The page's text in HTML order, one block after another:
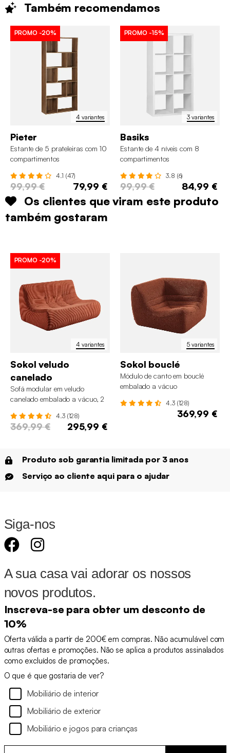
Também recomendamos
4 variantes
PROMO -20%
Pieter
Estante de 5 prateleiras com 10
compartimentos
4.1 (47)
99,99 € 79,99 €
3 variantes
PROMO -15%
Basiks
Estante de 4 níveis com 8
compartimentos
3.8 (6)
99,99 € 84,99 €
Os clientes que viram este produto
também gostaram
4 variantes
PROMO -20%
Sokol veludo
canelado
Sofá modular em veludo
canelado embalado a vácuo, 2
4.3 (128)
369,99 € 295,99 €
5 variantes
Sokol bouclé
Módulo de canto em bouclé
embalado a vácuo
4.3 (128)
369,99 €
Produto sob garantia limitada por 3 anos
Serviço ao cliente aqui para o ajudar
Siga-nos
A sua casa vai adorar os nossos
novos produtos.
Inscreva-se para obter um desconto de
10%
Oferta válida a partir de 200€ em compras. Não acumulável com
outras ofertas e promoções. Não se aplica a produtos assinalados
como excluídos de promoções.
O que é que gostaria de ver?
Mobiliário de interior
Mobiliário de exterior
Mobiliário e jogos para crianças